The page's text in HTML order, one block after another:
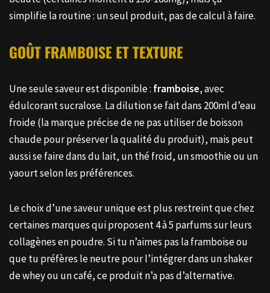
simplifie la routine : un seul produit, pas de calcul à faire.
GOÛT FRAMBOISE ET TEXTURE
Une seule saveur est disponible : framboise, avec
édulcorant sucralose. La dilution se fait dans 200ml d’eau
froide (la marque précise de ne pas utiliser de boisson
chaude pour préserver la qualité du produit), mais peut
aussi se faire dans du lait, un thé froid, un smoothie ou un
yaourt selon les préférences.
Le choix d’une saveur unique est plus restreint que chez
certaines marques qui proposent 4 à 5 parfums sur leurs
collagènes en poudre. Si tu n’aimes pas la framboise ou
que tu préfères le neutre pour l’intégrer dans un shaker
de whey ou un café, ce produit n’a pas d’alternative.